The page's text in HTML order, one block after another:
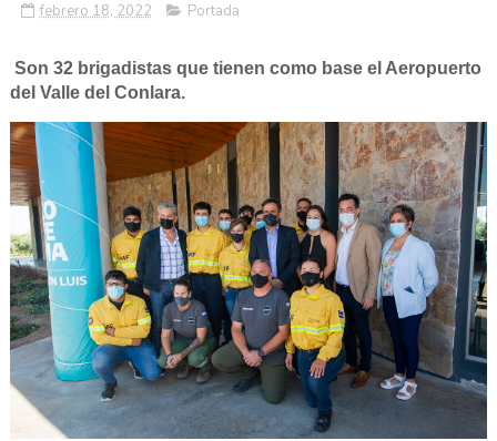
febrero 18, 2022 Portada
Son 32 brigadistas que tienen como base el Aeropuerto
del Valle del Conlara.